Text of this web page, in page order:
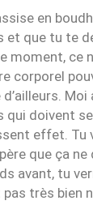
en
que tu te
moment, ce
corporel
doivent
effet.
que ça
avant, tu
très bien